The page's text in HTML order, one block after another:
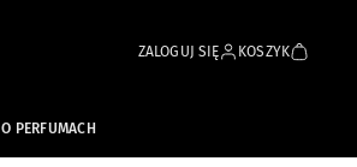
ZALOGUJ SIĘ KOSZYK
O PERFUMACH